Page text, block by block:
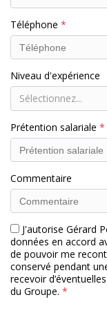
Téléphone
Niveau d'expérience
Sélectionnez...
Prétention salariale
Commentaire
J'autorise Gérard
données en accord
de pouvoir me
conservé pendant
recevoir
du Groupe.